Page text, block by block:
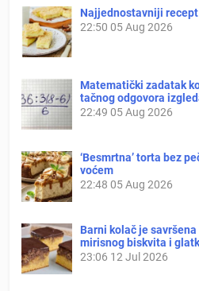
Najjednostavniji
22:50 05 Aug 2026
Matematički zadatak
tačnog odgovora
22:49 05 Aug 2026
‘Besmrtna’ torta bez
voćem
22:48 05 Aug 2026
Barni kolač je
mirisnog biskvita i
23:06 12 Jul 2026